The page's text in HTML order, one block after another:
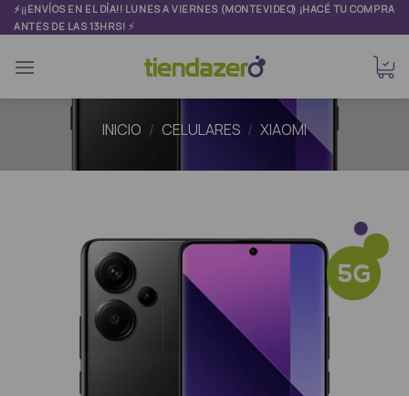
Skip
to
⚡¡¡ENVÍOS EN EL DÍA!! LUNES A VIERNES (MONTEVIDEO) ¡HACÉ TU COMPRA
ANTES DE LAS 13HRS! ⚡
INICIO / CELULARES / XIAOMI